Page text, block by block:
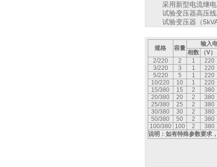
采用新型电流继
试验变压器高压
试验变压器（
规格 容量
输入
相数
（V）
2/220
2 1
220
3/220
3 1
220
5/220
5 1
220
10/220
10 1
220
15/380
15 2
380
20/380
20 2
380
25/380
25 2
380
30/380
30 2
380
50/380
50 2
380
100/380 100 2
380
说明：如有特殊参数要求